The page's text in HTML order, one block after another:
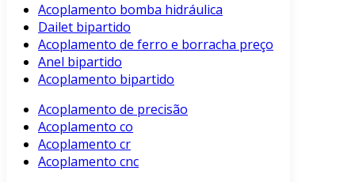
Acoplamento bomba hidráulica
Dailet bipartido
Acoplamento de ferro e borracha preço
Anel bipartido
Acoplamento bipartido
Acoplamento de precisão
Acoplamento co
Acoplamento cr
Acoplamento cnc